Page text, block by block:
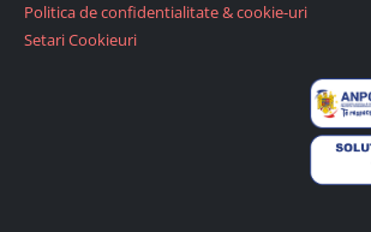
Politica de confidentialitate & cookie-uri
Setari Cookieuri